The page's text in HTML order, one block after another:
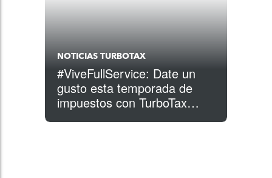
NOTICIAS TURBOTAX
#ViveFullService: Date un
gusto esta temporada de
impuestos con TurboTax